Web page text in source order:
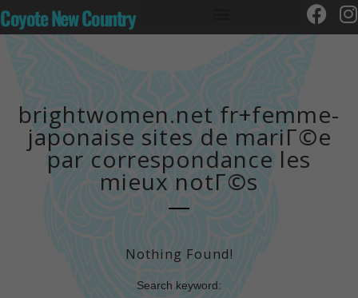
Coyote New Country
brightwomen.net fr+femme-
japonaise sites de mariГ©e
par correspondance les
mieux notГ©s
Nothing Found!
Search keyword: